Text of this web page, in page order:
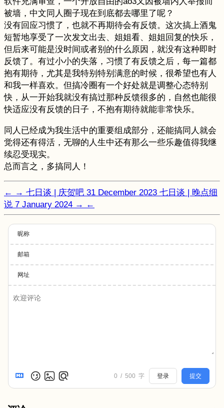
被墙，中文同人圈子现在到底都去哪里了呢？
没有回应习惯了，也就不再期待会有反馈。这次搞上酒鬼
短暂地享受了一次发文出去、姐姐看、姐姐回复的快乐，
但后来可能是没时间或者别的什么原因，就没有这种即时
反馈了。有过小小的失落，习惯了有反馈之后，每一篇都
抱有期待，尤其是我特别特别满意的时候，很希望也有人
和我一样喜欢。但搞冷圈有一个好处就是调整心态特别
快，从一开始我就没有搞过那种反馈很多的，自然也能很
快适应没有反馈的日子，不抱有期待就能非常快乐。
同人已经成为我生活中的重要组成部分，还能搞同人就会
觉得还有得活，无聊的人生中还有那么一些乐趣值得我继
续忍受现实。
总而言之，多搞同人！
← → 七日谈 | 庆贺吧 31 December 2023 七日谈 | 晚点细
说 7 January 2024 → ←
昵称
邮箱
网址
0 / 500 字 登录 提交